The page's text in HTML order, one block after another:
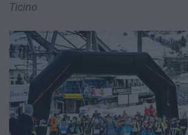
Ticino